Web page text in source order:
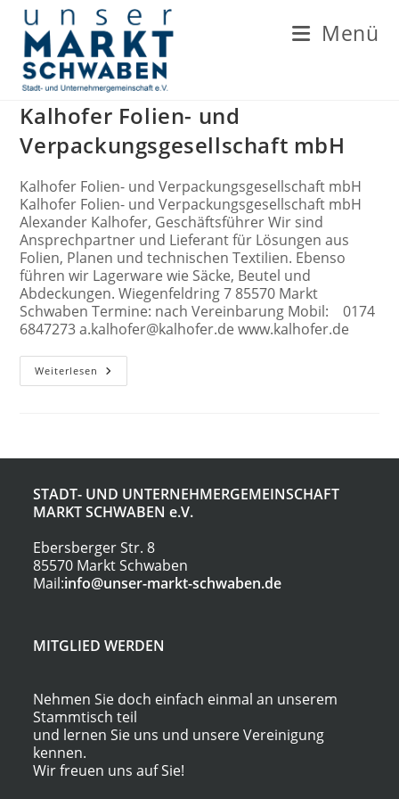
Zum
Inhalt
springen
Menü
Kalhofer Folien- und
Verpackungsgesellschaft mbH
Kalhofer Folien- und Verpackungsgesellschaft mbH
Kalhofer Folien- und Verpackungsgesellschaft mbH
Alexander Kalhofer, Geschäftsführer Wir sind
Ansprechpartner und Lieferant für Lösungen aus
Folien, Planen und technischen Textilien. Ebenso
führen wir Lagerware wie Säcke, Beutel und
Abdeckungen. Wiegenfeldring 7 85570 Markt
Schwaben Termine: nach Vereinbarung Mobil: 0174
6847273 a.kalhofer@kalhofer.de www.kalhofer.de
Weiterlesen Kalhofer
Folien-
STADT- UND UNTERNEHMERGEMEINSCHAFT
MARKT SCHWABEN e.V.
Ebersberger Str. 8
85570 Markt Schwaben
Mail:info@unser-markt-schwaben.de
MITGLIED WERDEN
Nehmen Sie doch einfach einmal an unserem
Stammtisch teil
und lernen Sie uns und unsere Vereinigung
kennen.
Wir freuen uns auf Sie!